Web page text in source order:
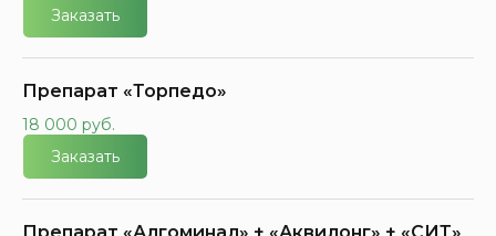
Заказать
Препарат «Торпедо»
18 000 руб.
Заказать